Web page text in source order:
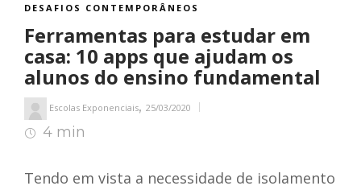
DESAFIOS CONTEMPORÂNEOS
Ferramentas para estudar em
casa: 10 apps que ajudam os
alunos do ensino fundamental
Escolas Exponenciais, 25/03/2020
4 min
Tendo em vista a necessidade de isolamento